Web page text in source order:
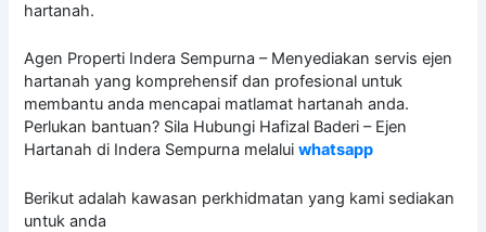
hartanah.
Agen Properti Indera Sempurna – Menyediakan servis ejen
hartanah yang komprehensif dan profesional untuk
membantu anda mencapai matlamat hartanah anda.
Perlukan bantuan? Sila Hubungi Hafizal Baderi – Ejen
Hartanah di Indera Sempurna melaluiwhatsapp
Berikut adalah kawasan perkhidmatan yang kami sediakan
untuk anda